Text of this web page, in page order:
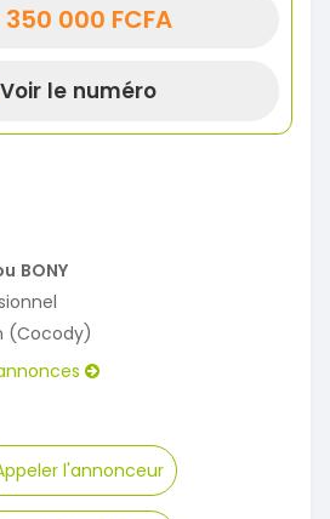
350 000 FCFA
Voir le numéro
BONY
(Cocody)
l'annonceur